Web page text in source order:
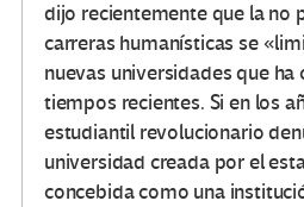
dijo recientemente que la no
carreras humanísticas se
nuevas universidades que
tiempos recientes. Si en los
estudiantil revolucionario
universidad creada por el
concebida como una